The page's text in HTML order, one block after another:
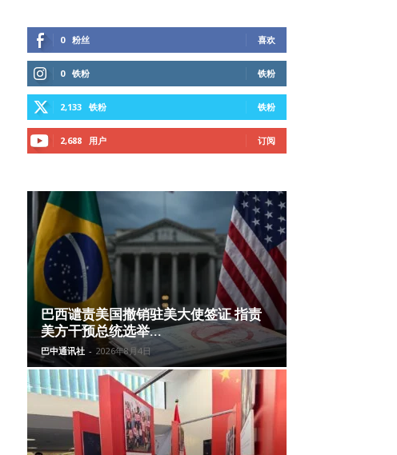
0 粉丝 喜欢
0 铁粉 铁粉
2,133 铁粉 铁粉
2,688 用户 订阅
巴西谴责美国撤销驻美大使签证 指责
美方干预总统选举...
巴中通讯社 - 2026年8月4日